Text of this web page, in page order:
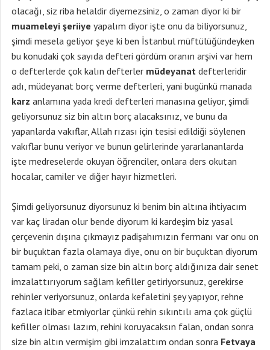
olacağı, siz riba helaldir diyemezsiniz, o zaman diyor ki bir
muameleyi şeriiye yapalım diyor işte onu da biliyorsunuz,
şimdi mesela geliyor şeye ki ben İstanbul müftülüğündeyken
bu konudaki çok sayıda defteri gördüm oranın arşivi var hem
o defterlerde çok kalın defterler müdeyanat defterleridir
adı, müdeyanat borç verme defterleri, yani bugünkü manada
karz anlamına yada kredi defterleri manasına geliyor, şimdi
geliyorsunuz siz bin altın borç alacaksınız, ve bunu da
yapanlarda vakıflar, Allah rızası için tesisi edildiği söylenen
vakıflar bunu veriyor ve bunun gelirlerinde yararlananlarda
işte medreselerde okuyan öğrenciler, onlara ders okutan
hocalar, camiler ve diğer hayır hizmetleri.
Şimdi geliyorsunuz diyorsunuz ki benim bin altına ihtiyacım
var kaç liradan olur bende diyorum ki kardeşim biz yasal
çerçevenin dışına çıkmayız padişahımızın fermanı var onu on
bir buçuktan fazla olamaya diye, onu on bir buçuktan diyorum
tamam peki, o zaman size bin altın borç aldığınıza dair senet
imzalattırıyorum sağlam kefiller getiriyorsunuz, gerekirse
rehinler veriyorsunuz, onlarda kefaletini şey yapıyor, rehne
fazlaca itibar etmiyorlar çünkü rehin sıkıntılı ama çok güçlü
kefiller olması lazım, rehini koruyacaksın falan, ondan sonra
size bin altın vermişim gibi imzalattım ondan sonra Fetvaya